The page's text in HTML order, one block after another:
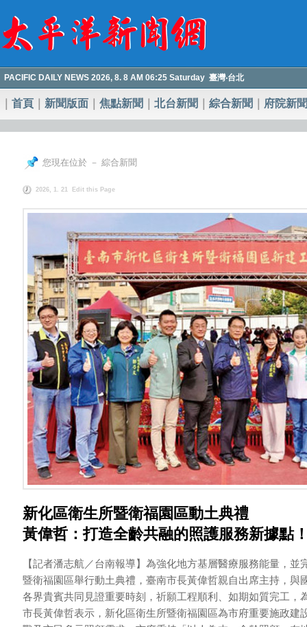
PACIFIC DAILY NEWS 2026, 8. 8 AM 06:25 Saturday 臺灣‧台北
首頁 新聞版面 焦點新聞 北台新聞 綜合新聞 府院新聞
您現在位於 － 綜合新聞
2026, 1. 21 Edit this Page
新化區衛生所暨衛福園區動土典禮
黃偉哲：打造全齡共融的照護服務新據點
【記者潘志航／台南報導】為強化地方基層醫療服務能量，
暨衛福園區舉行動土典禮，臺南市長黃偉哲親自出席主持，與
各界貴賓共同見證重要時刻，祈願工程順利、如期如質完工，
市長黃偉哲表示，新化區衛生所暨衛福園區為市府重要施政建